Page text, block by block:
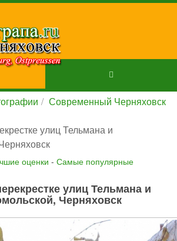
Современный Черняховск
улиц Тельмана и
оценки - Самые популярные
улиц Тельмана и
Черняховск